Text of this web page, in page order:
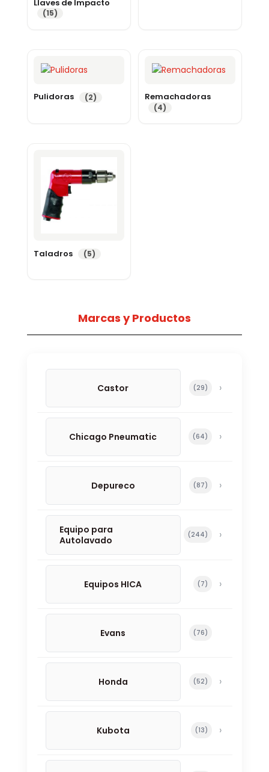
Llaves de Impacto
(15)
Pulidoras (2) Remachadoras
(4)
Taladros (5)
Marcas y Productos
Castor 2929 productos
Chicago Pneumatic 6464 productos
Depureco 8787 productos
Equipo para
Autolavado
244244 productos
Equipos HICA 77 productos
Evans 7676 productos
Honda 5252 productos
Kubota 1313 productos